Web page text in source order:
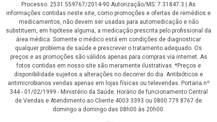
Processo: 2531.559767/2014-90 Autorização/MS: 7.31847.3 | As
informações contidas neste site, como promoções e ofertas de remédios e
medicamentos, não devem ser usadas para automedicação e não
substituem, em hipótese alguma, a medicação prescrita pelo profissional da
área médica. Somente o médico está em condições de diagnosticar
qualquer problema de saúde e prescrever o tratamento adequado. Os
preços e as promoções são válidos apenas para compras via internet. As
fotos contidas em nosso site são meramente ilustrativas. *Preços e
disponibilidade sujeitos a alterações no decorrer do dia. Antibióticos e
antimicrobianos vendas apenas em lojas físicas ou televendas. Portaria nº
344 - 01/02/1999 - Ministério da Saúde. Horário de funcionamento Central
de Vendas e Atendimento ao Cliente 4003 3393 ou 0800 779 8767 de
domingo a domingo das 08h00 às 20h00.